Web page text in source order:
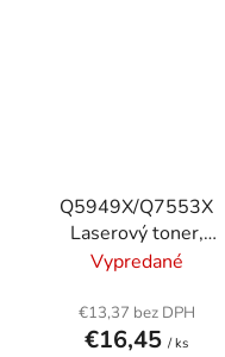
Q5949X/Q7553X
Laserový toner,
univerzálny, TENDER®,
Vypredané
€13,37 bez DPH
€16,45 / ks